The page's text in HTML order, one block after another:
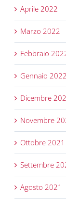
Aprile 2022
Marzo 2022
Febbraio
Gennaio 2022
Dicembre
Novembre
Ottobre 2021
Settembre
Agosto 2021